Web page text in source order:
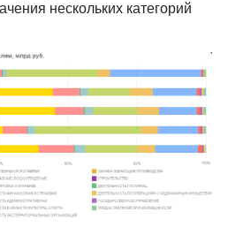
нескольких категорий